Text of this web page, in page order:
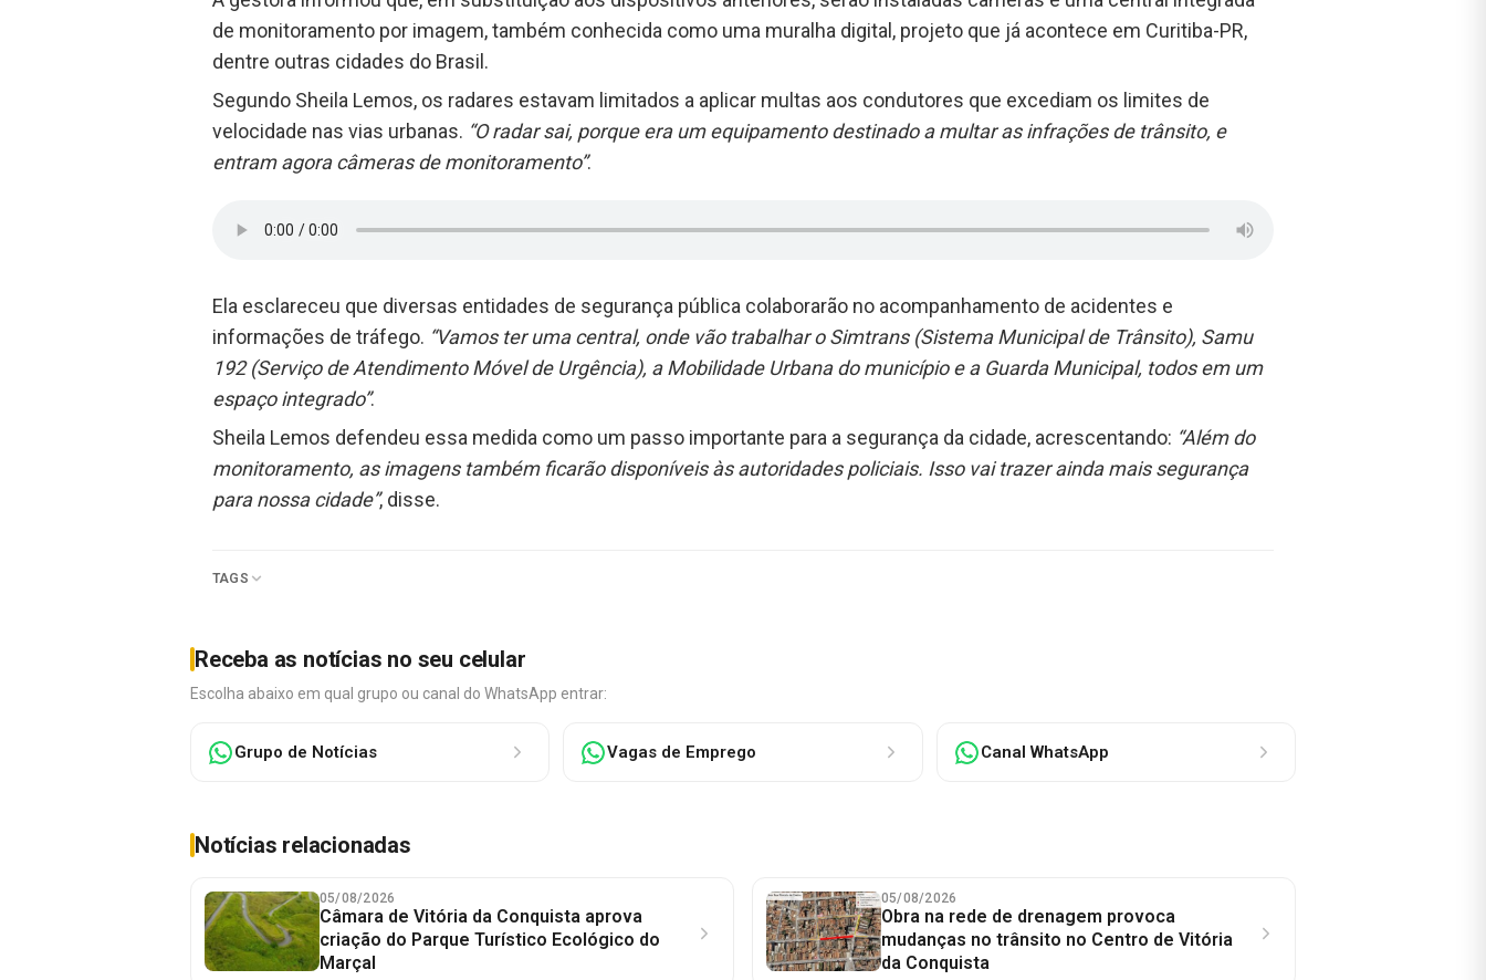
de monitoramento por imagem, também conhecida como uma muralha digital, projeto que já acontece em Curitiba-PR,
dentre outras cidades do Brasil.
Segundo Sheila Lemos, os radares estavam limitados a aplicar multas aos condutores que excediam os limites de
velocidade nas vias urbanas. “O radar sai, porque era um equipamento destinado a multar as infrações de trânsito, e
entram agora câmeras de monitoramento”.
Ela esclareceu que diversas entidades de segurança pública colaborarão no acompanhamento de acidentes e
informações de tráfego. “Vamos ter uma central, onde vão trabalhar o Simtrans (Sistema Municipal de Trânsito), Samu
192 (Serviço de Atendimento Móvel de Urgência), a Mobilidade Urbana do município e a Guarda Municipal, todos em um
espaço integrado”.
Sheila Lemos defendeu essa medida como um passo importante para a segurança da cidade, acrescentando: “Além do
monitoramento, as imagens também ficarão disponíveis às autoridades policiais. Isso vai trazer ainda mais segurança
para nossa cidade”, disse.
TAGS
Receba as notícias no seu celular
Escolha abaixo em qual grupo ou canal do WhatsApp entrar:
Grupo de Notícias Vagas de Emprego Canal WhatsApp
Notícias relacionadas
05/08/2026
Câmara de Vitória da Conquista aprova
criação do Parque Turístico Ecológico do
Marçal
05/08/2026
Obra na rede de drenagem provoca
mudanças no trânsito no Centro de Vitória
da Conquista